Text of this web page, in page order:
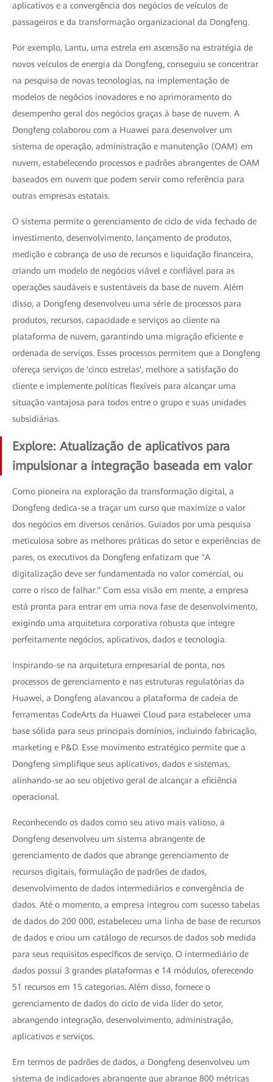
aplicativos e a convergência dos negócios de veículos de
passageiros e da transformação organizacional da Dongfeng.
Por exemplo, Lantu, uma estrela em ascensão na estratégia de
novos veículos de energia da Dongfeng, conseguiu se concentrar
na pesquisa de novas tecnologias, na implementação de
modelos de negócios inovadores e no aprimoramento do
desempenho geral dos negócios graças à base de nuvem. A
Dongfeng colaborou com a Huawei para desenvolver um
sistema de operação, administração e manutenção (OAM) em
nuvem, estabelecendo processos e padrões abrangentes de OAM
baseados em nuvem que podem servir como referência para
outras empresas estatais.
O sistema permite o gerenciamento de ciclo de vida fechado de
investimento, desenvolvimento, lançamento de produtos,
medição e cobrança de uso de recursos e liquidação financeira,
criando um modelo de negócios viável e confiável para as
operações saudáveis e sustentáveis da base de nuvem. Além
disso, a Dongfeng desenvolveu uma série de processos para
produtos, recursos, capacidade e serviços ao cliente na
plataforma de nuvem, garantindo uma migração eficiente e
ordenada de serviços. Esses processos permitem que a Dongfeng
ofereça serviços de 'cinco estrelas', melhore a satisfação do
cliente e implemente políticas flexíveis para alcançar uma
situação vantajosa para todos entre o grupo e suas unidades
subsidiárias.
Explore: Atualização de aplicativos para
impulsionar a integração baseada em valor
Como pioneira na exploração da transformação digital, a
Dongfeng dedica-se a traçar um curso que maximize o valor
dos negócios em diversos cenários. Guiados por uma pesquisa
meticulosa sobre as melhores práticas do setor e experiências de
pares, os executivos da Dongfeng enfatizam que "A
digitalização deve ser fundamentada no valor comercial, ou
corre o risco de falhar." Com essa visão em mente, a empresa
está pronta para entrar em uma nova fase de desenvolvimento,
exigindo uma arquitetura corporativa robusta que integre
perfeitamente negócios, aplicativos, dados e tecnologia.
Inspirando-se na arquitetura empresarial de ponta, nos
processos de gerenciamento e nas estruturas regulatórias da
Huawei, a Dongfeng alavancou a plataforma de cadeia de
ferramentas CodeArts da Huawei Cloud para estabelecer uma
base sólida para seus principais domínios, incluindo fabricação,
marketing e P&D. Esse movimento estratégico permite que a
Dongfeng simplifique seus aplicativos, dados e sistemas,
alinhando-se ao seu objetivo geral de alcançar a eficiência
operacional.
Reconhecendo os dados como seu ativo mais valioso, a
Dongfeng desenvolveu um sistema abrangente de
gerenciamento de dados que abrange gerenciamento de
recursos digitais, formulação de padrões de dados,
desenvolvimento de dados intermediários e convergência de
dados. Até o momento, a empresa integrou com sucesso tabelas
de dados do 200 000, estabeleceu uma linha de base de recursos
de dados e criou um catálogo de recursos de dados sob medida
para seus requisitos específicos de serviço. O intermediário de
dados possui 3 grandes plataformas e 14 módulos, oferecendo
51 recursos em 15 categorias. Além disso, fornece o
gerenciamento de dados do ciclo de vida líder do setor,
abrangendo integração, desenvolvimento, administração,
aplicativos e serviços.
Em termos de padrões de dados, a Dongfeng desenvolveu um
sistema de indicadores abrangente que abrange 800 métricas